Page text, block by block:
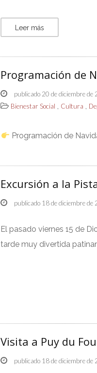
Leer más
Programación de
publicado 20 de diciembre de
Bienestar Social , Cultura ,
Programación de
Excursión a la
publicado 18 de diciembre de
El pasado viernes 15 de
tarde muy divertida
Visita a Puy du
publicado 18 de diciembre de